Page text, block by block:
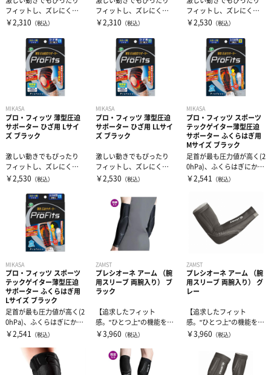
フィットし、ズレにく
い。薄さ0.6mmなのにし
￥2,310 （税込）
フィットし、ズレにく
い。薄さ0.6mmなのにし
￥2,310 （税込）
フィットし、ズレにく
い。薄さ0.6mmなのにし
￥2,530 （税込）
MIKASA
プロ・フィッツ 薄型圧迫
サポーター ひざ用 Lサイ
ズ ブラック
激しい動きでもぴったり
フィットし、ズレにく
い。薄さ0.6mmなのにし
￥2,530 （税込）
MIKASA
プロ・フィッツ 薄型圧迫
サポーター ひざ用 LLサイ
ズ ブラック
激しい動きでもぴったり
フィットし、ズレにく
い。薄さ0.6mmなのにし
￥2,530 （税込）
MIKASA
プロ・フィッツ スポーツ
テックゲイター薄型圧迫
サポーター ふくらはぎ用
Mサイズ ブラック
足首が最も圧力値が高く(2
0hPa)、ふくらはぎにかけ
て低くなる(14hPa)段...
￥2,541 （税込）
MIKASA
プロ・フィッツ スポーツ
テックゲイター薄型圧迫
サポーター ふくらはぎ用
Lサイズ ブラック
足首が最も圧力値が高く(2
0hPa)、ふくらはぎにかけ
て低くなる(14hPa)段...
￥2,541 （税込）
ZAMST
プレシオーネ アーム （腕
用スリーブ 両腕入り） ブ
ラック
【追求したフィット
感。"ひとつ上"の機能を兼
ね備えたランニング・ギ
￥3,960 （税込）
ZAMST
プレシオーネ アーム （腕
用スリーブ 両腕入り） グ
レー
【追求したフィット
感。"ひとつ上"の機能を兼
ね備えたランニング・ギ
￥3,960 （税込）